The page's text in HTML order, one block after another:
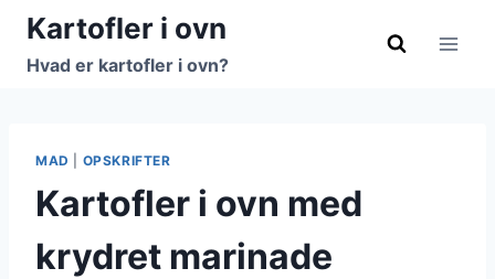
Fortsæt
indhold
Kartofler i ovn
Hvad er kartofler i ovn?
MAD OPSKRIFTER
Kartofler i ovn med
krydret marinade